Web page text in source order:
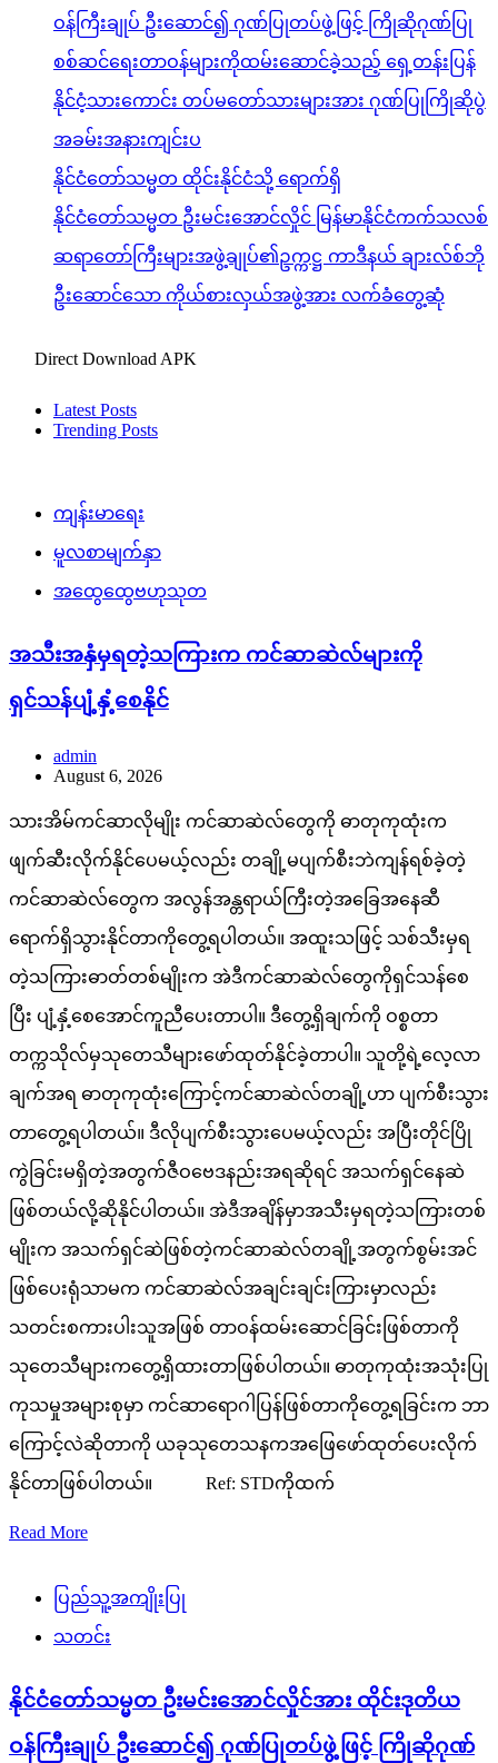
ဝန်ကြီးချုပ် ဦးဆောင်၍ ဂုဏ်ပြုတပ်ဖွဲ့ဖြင့် ကြိုဆိုဂုဏ်ပြု
စစ်ဆင်ရေးတာဝန်များကိုထမ်းဆောင်ခဲ့သည့် ရှေ့တန်းပြန်
နိုင်ငံ့သားကောင်း တပ်မတော်သားများအား ဂုဏ်ပြုကြိုဆိုပွဲ
အခမ်းအနားကျင်းပ
နိုင်ငံတော်သမ္မတ ထိုင်းနိုင်ငံသို့ ရောက်ရှိ
နိုင်ငံတော်သမ္မတ ဦးမင်းအောင်လှိုင် မြန်မာနိုင်ငံကက်သလစ်
ဆရာတော်ကြီးများအဖွဲ့ချုပ်၏ဥက္ကဋ္ဌ ကာဒီနယ် ချားလ်စ်ဘို
ဦးဆောင်သော ကိုယ်စားလှယ်အဖွဲ့အား လက်ခံတွေ့ဆုံ
Direct Download APK
Latest Posts
Trending Posts
ကျန်းမာရေး
မူလစာမျက်နှာ
အထွေထွေဗဟုသုတ
အသီးအနှံမှရတဲ့သကြားက ကင်ဆာဆဲလ်များကို
ရှင်သန်ပျံ့နှံ့စေနိုင်
admin
August 6, 2026
သားအိမ်ကင်ဆာလိုမျိုး ကင်ဆာဆဲလ်တွေကို ဓာတုကုထုံးက
ဖျက်ဆီးလိုက်နိုင်ပေမယ့်လည်း တချို့မပျက်စီးဘဲကျန်ရစ်ခဲ့တဲ့
ကင်ဆာဆဲလ်တွေက အလွန်အန္တရာယ်ကြီးတဲ့အခြေအနေဆီ
ရောက်ရှိသွားနိုင်တာကိုတွေ့ရပါတယ်။ အထူးသဖြင့် သစ်သီးမှရ
တဲ့သကြားဓာတ်တစ်မျိုးက အဲဒီကင်ဆာဆဲလ်တွေကိုရှင်သန်စေ
ပြီး ပျံ့နှံ့စေအောင်ကူညီပေးတာပါ။ ဒီတွေ့ရှိချက်ကို ဝစ္စတာ
တက္ကသိုလ်မှသုတေသီများဖော်ထုတ်နိုင်ခဲ့တာပါ။ သူတို့ရဲ့လေ့လာ
ချက်အရ ဓာတုကုထုံးကြောင့်ကင်ဆာဆဲလ်တချို့ဟာ ပျက်စီးသွား
တာတွေ့ရပါတယ်။ ဒီလိုပျက်စီးသွားပေမယ့်လည်း အပြီးတိုင်ပြို
ကွဲခြင်းမရှိတဲ့အတွက်ဇီဝဗေဒနည်းအရဆိုရင် အသက်ရှင်နေဆဲ
ဖြစ်တယ်လို့ဆိုနိုင်ပါတယ်။ အဲဒီအချိန်မှာအသီးမှရတဲ့သကြားတစ်
မျိုးက အသက်ရှင်ဆဲဖြစ်တဲ့ကင်ဆာဆဲလ်တချို့အတွက်စွမ်းအင်
ဖြစ်ပေးရုံသာမက ကင်ဆာဆဲလ်အချင်းချင်းကြားမှာလည်း
သတင်းစကားပါးသူအဖြစ် တာဝန်ထမ်းဆောင်ခြင်းဖြစ်တာကို
သုတေသီများကတွေ့ရှိထားတာဖြစ်ပါတယ်။ ဓာတုကုထုံးအသုံးပြု
ကုသမှုအများစုမှာ ကင်ဆာရောဂါပြန်ဖြစ်တာကိုတွေ့ရခြင်းက ဘာ
ကြောင့်လဲဆိုတာကို ယခုသုတေသနကအဖြေဖော်ထုတ်ပေးလိုက်
နိုင်တာဖြစ်ပါတယ်။ Ref: STDကိုထက်
Read More
ပြည်သူ့အကျိုးပြု
သတင်း
နိုင်ငံတော်သမ္မတ ဦးမင်းအောင်လှိုင်အား ထိုင်းဒုတိယ
ဝန်ကြီးချုပ် ဦးဆောင်၍ ဂုဏ်ပြုတပ်ဖွဲ့ဖြင့် ကြိုဆိုဂုဏ်